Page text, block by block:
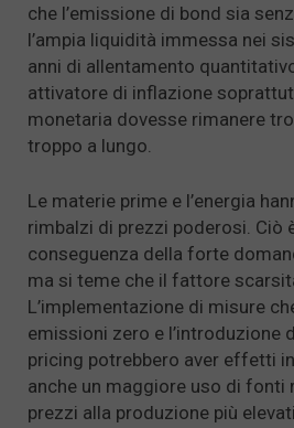
che l’emissione di bond sia
l’ampia liquidità immessa nei
anni di allentamento
attivatore di inflazione
monetaria dovesse rimanere
troppo a lungo.
Le materie prime e l’energia
rimbalzi di prezzi poderosi. Ciò
conseguenza della forte
ma si teme che il fattore
L’implementazione di misure
emissioni zero e l’introduzione
pricing potrebbero aver effetti
anche un maggiore uso di fonti
prezzi alla produzione più